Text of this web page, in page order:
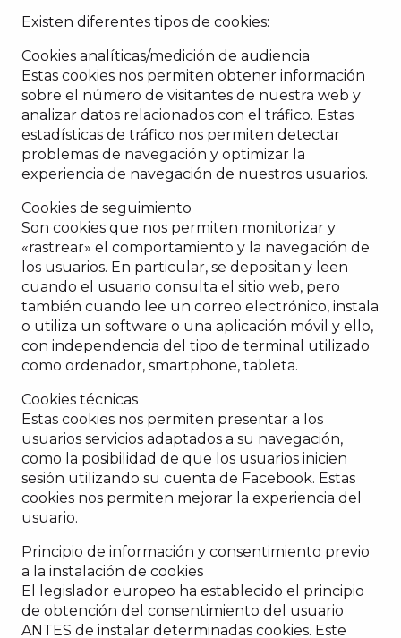
Existen diferentes tipos de cookies:
Cookies analíticas/medición de audiencia
Estas cookies nos permiten obtener información
sobre el número de visitantes de nuestra web y
analizar datos relacionados con el tráfico. Estas
estadísticas de tráfico nos permiten detectar
problemas de navegación y optimizar la
experiencia de navegación de nuestros usuarios.
Cookies de seguimiento
Son cookies que nos permiten monitorizar y
«rastrear» el comportamiento y la navegación de
los usuarios. En particular, se depositan y leen
cuando el usuario consulta el sitio web, pero
también cuando lee un correo electrónico, instala
o utiliza un software o una aplicación móvil y ello,
con independencia del tipo de terminal utilizado
como ordenador, smartphone, tableta.
Cookies técnicas
Estas cookies nos permiten presentar a los
usuarios servicios adaptados a su navegación,
como la posibilidad de que los usuarios inicien
sesión utilizando su cuenta de Facebook. Estas
cookies nos permiten mejorar la experiencia del
usuario.
Principio de información y consentimiento previo
a la instalación de cookies
El legislador europeo ha establecido el principio
de obtención del consentimiento del usuario
ANTES de instalar determinadas cookies. Este